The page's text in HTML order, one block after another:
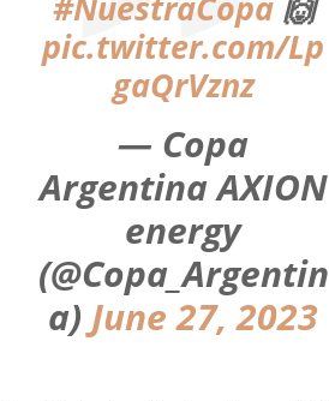
pic.twitter.com/Lp
gaQrVznz
— Copa
Argentina AXION
energy
(@Copa_Argentin
a) June 27, 2023